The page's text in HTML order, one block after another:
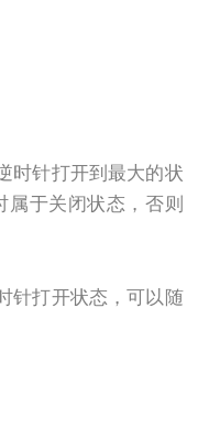
时针打开到最大的状
于关闭状态，否则
针打开状态，可以随